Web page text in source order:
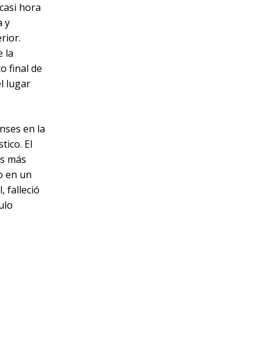
hora
y
la
final de
lugar
en la
El
más
en un
falleció